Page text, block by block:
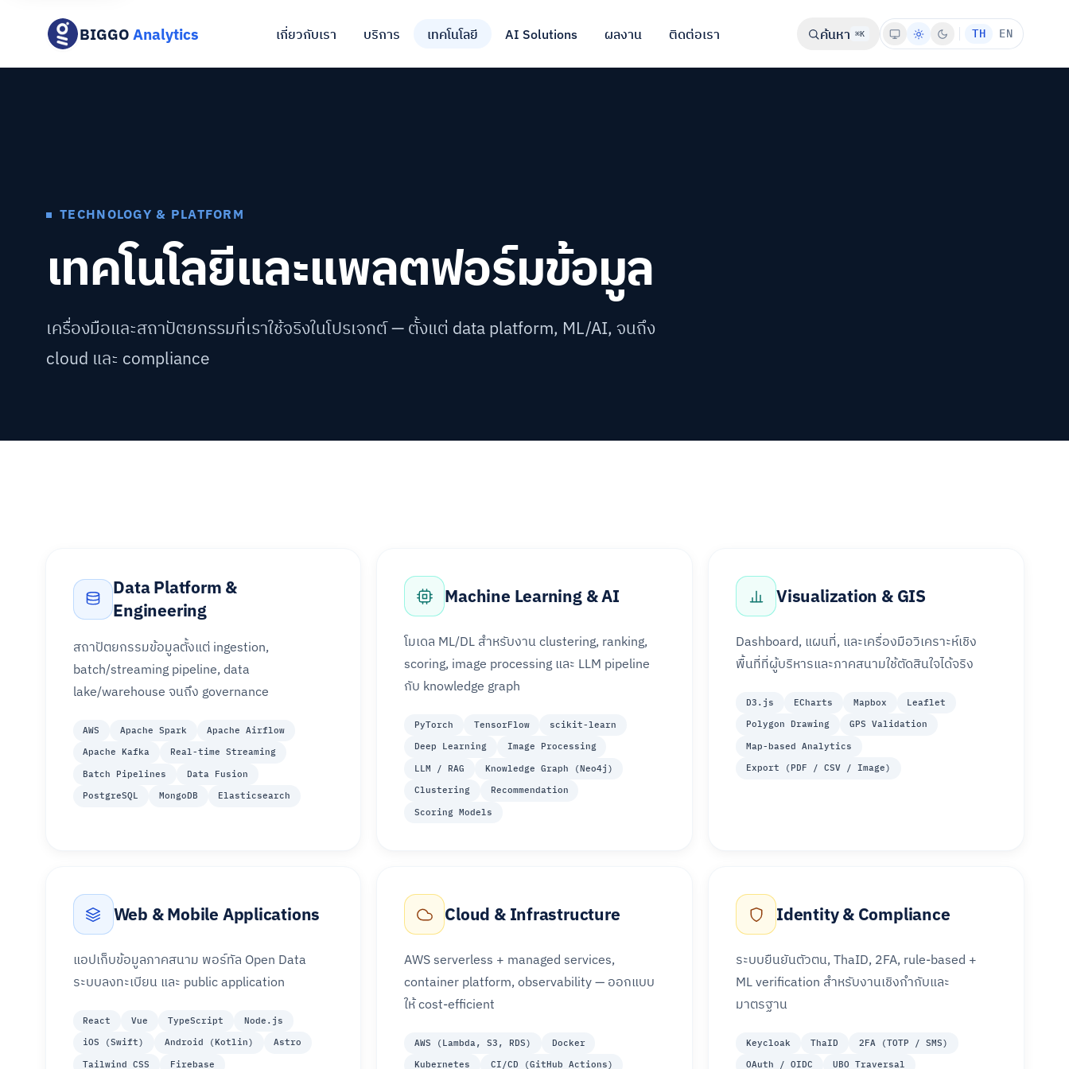
BIGGO Analytics เกี่ยวกับเรา บริการ เทคโนโลยี AI Solutions ผลงาน ติดต่อเรา ค้นหา ⌘K TH EN
TECHNOLOGY & PLATFORM
เทคโนโลยีและแพลตฟอร์มข้อมูล
เครื่องมือและสถาปัตยกรรมที่เราใช้จริงในโปรเจกต์ — ตั้งแต่ data platform, ML/AI, จนถึง
cloud และ compliance
Data Platform &
Engineering
สถาปัตยกรรมข้อมูลตั้งแต่ ingestion,
batch/streaming pipeline, data
lake/warehouse จนถึง governance
AWS Apache Spark
Apache Airflow
Apache Kafka
Real-time Streaming
Batch Pipelines
Data Fusion
PostgreSQL
MongoDB Elasticsearch
Machine Learning & AI
โมเดล ML/DL สำหรับงาน clustering, ranking,
scoring, image processing และ LLM pipeline
กับ knowledge graph
PyTorch TensorFlow
scikit-learn
Deep Learning
Image Processing
LLM / RAG
Knowledge Graph (Neo4j)
Clustering
Recommendation
Scoring Models
Visualization & GIS
Dashboard, แผนที่, และเครื่องมือวิเคราะห์เชิง
พื้นที่ที่ผู้บริหารและภาคสนามใช้ตัดสินใจได้จริง
D3.js ECharts Mapbox
Leaflet
Polygon Drawing
GPS Validation
Map-based Analytics
Export (PDF / CSV / Image)
Web & Mobile Applications
แอปเก็บข้อมูลภาคสนาม พอร์ทัล Open Data
ระบบลงทะเบียน และ public application
React Vue TypeScript
Node.js
iOS (Swift)
Android (Kotlin)
Astro
Tailwind CSS
Firebase
Cloud & Infrastructure
AWS serverless + managed services,
container platform, observability — ออกแบบ
ให้ cost-efficient
AWS (Lambda, S3, RDS)
Docker
Kubernetes
CI/CD (GitHub Actions)
Identity & Compliance
ระบบยืนยันตัวตน, ThaID, 2FA, rule-based +
ML verification สำหรับงานเชิงกำกับและ
มาตรฐาน
Keycloak ThaID
2FA (TOTP / SMS)
OAuth / OIDC
UBO Traversal